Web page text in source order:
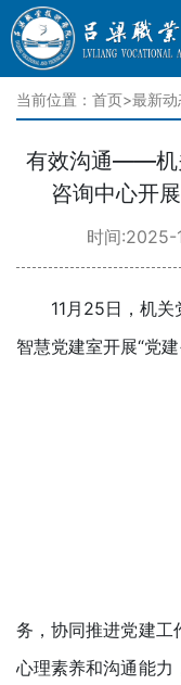
当前位置： 首页>最新动
有效沟通——机
咨询中心开
时间
11月25日，机关
智慧党建室开展“党
务，协同推进党建工
心理素养和沟通能力